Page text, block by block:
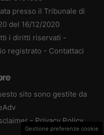
presso il Tribunale di
del 16/12/2020
i diritti riservati -
registrato - Contattaci
sito sono gestite da
- Privacy Policy
Gestione preferenze cookie